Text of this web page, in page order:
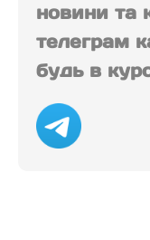
новини та
телеграм
будь в